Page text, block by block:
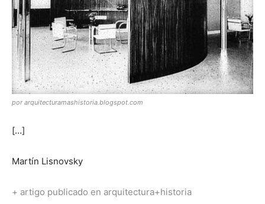
por arquitecturamashistoria.blogspot.com
[…]
Martín Lisnovsky
+ artigo publicado en arquitectura+historia